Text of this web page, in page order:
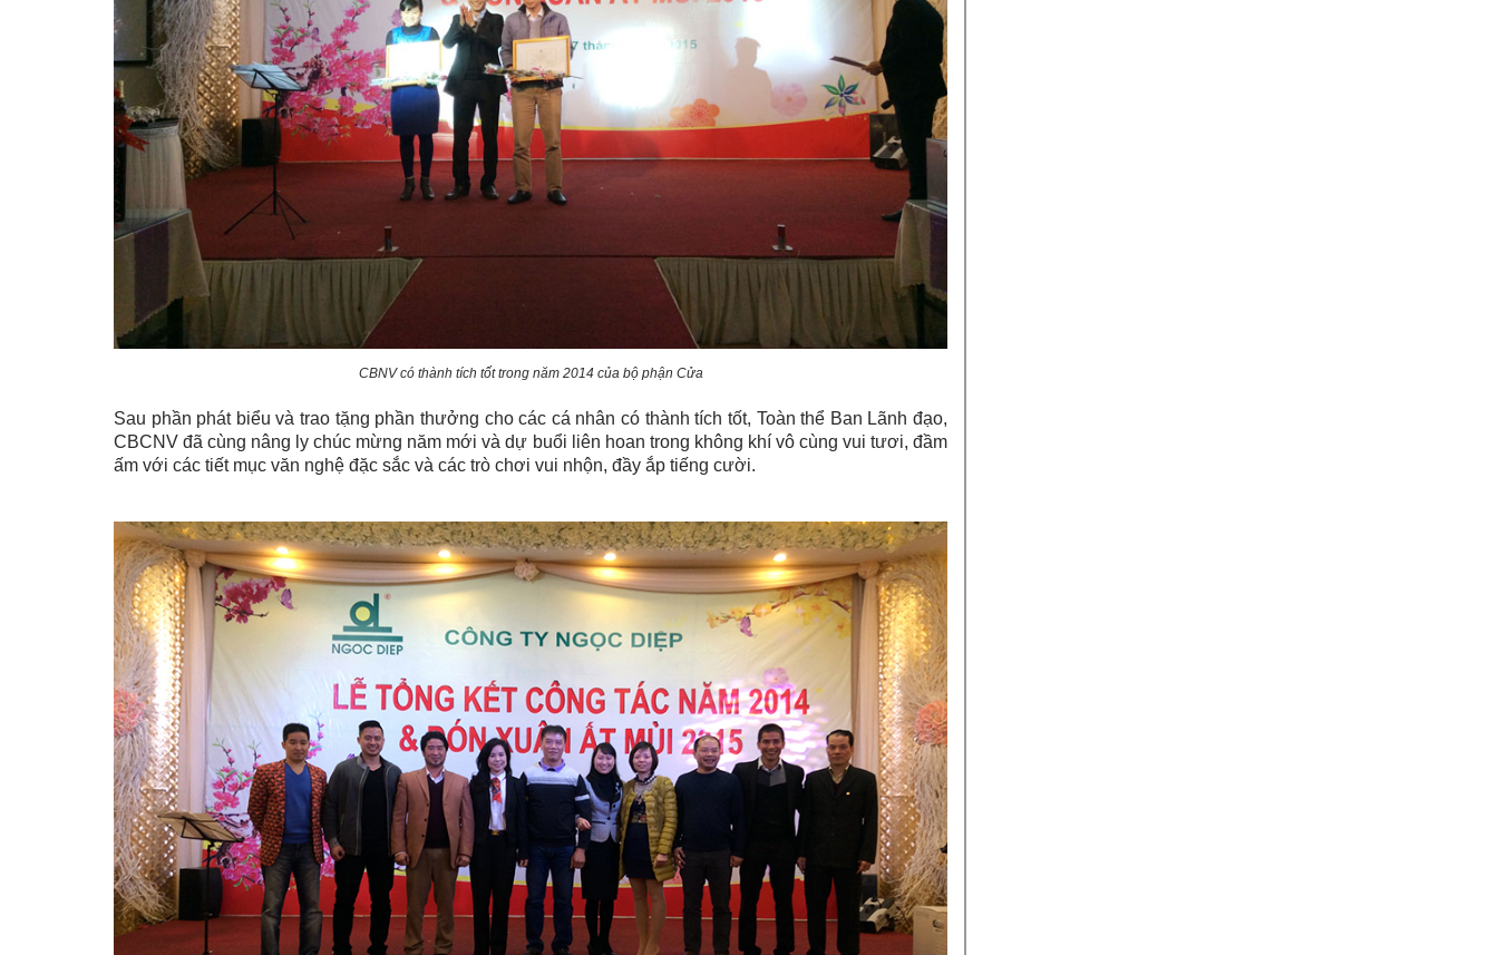
CBNV có thành tích tốt trong năm 2014 của bộ phận Cửa
Sau phần phát biểu và trao tặng phần thưởng cho các cá nhân có thành tích tốt, Toàn thể Ban Lãnh đạo,
CBCNV đã cùng nâng ly chúc mừng năm mới và dự buổi liên hoan trong không khí vô cùng vui tươi, đầm
ấm với các tiết mục văn nghệ đặc sắc và các trò chơi vui nhộn, đầy ắp tiếng cười.